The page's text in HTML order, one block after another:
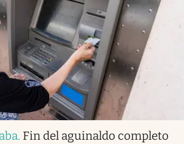
. Fin del aguinaldo completo